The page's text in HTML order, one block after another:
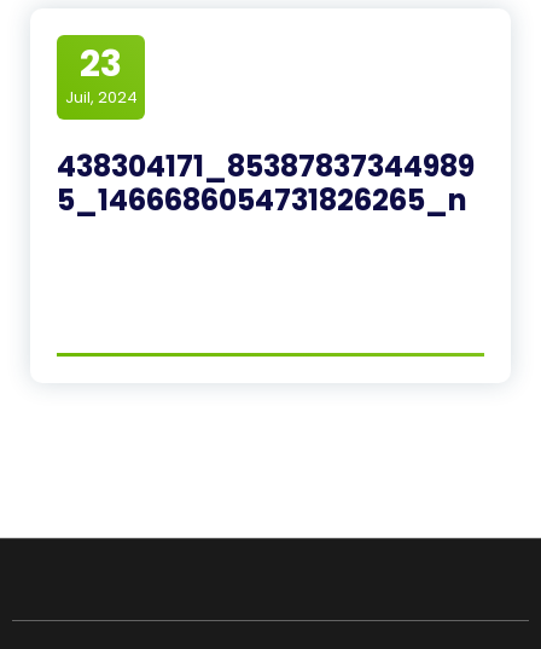
23
Juil, 2024
438304171_85387837344989
5_1466686054731826265_n